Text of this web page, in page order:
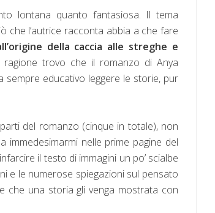
lontana quanto fantasiosa. Il tema
che l’autrice racconta abbia a che fare
della caccia alle streghe e
trovo che il romanzo di Anya
sempre educativo leggere le storie, pur
del romanzo (cinque in totale), non
nelle prime pagine del
il testo di immagini un po’ scialbe
e le numerose spiegazioni sul pensato
che una storia gli venga mostrata con